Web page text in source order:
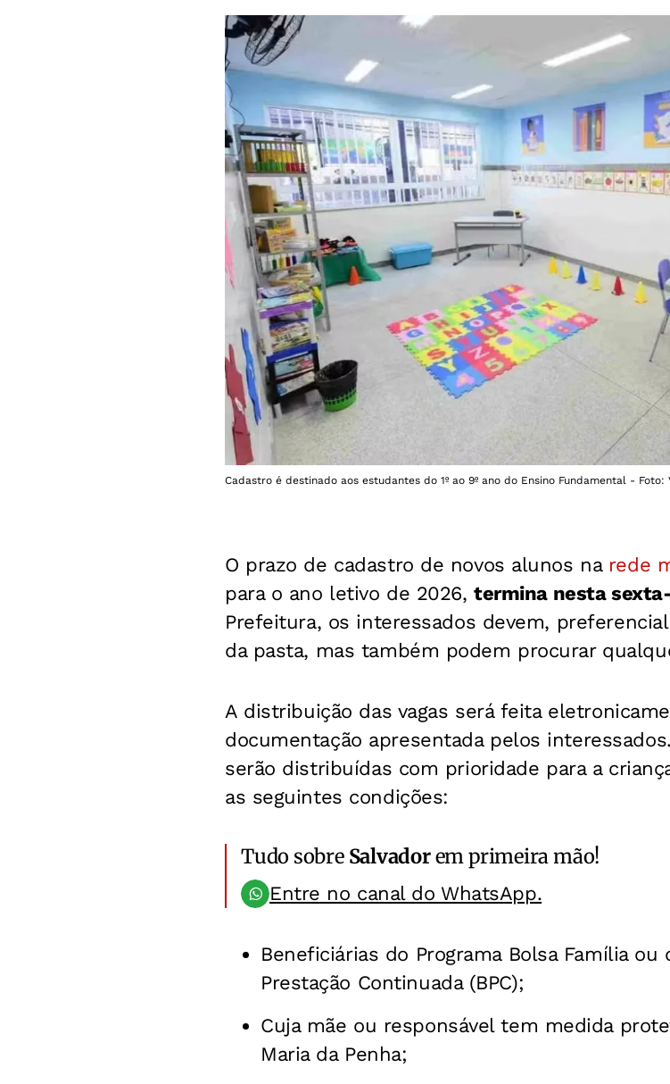
Cadastro é destinado aos estudantes do 1º ao 9º ano do Ensino Fundamental - Foto:
O prazo de cadastro de novos alunos narede
para o ano letivo de 2026,termina nesta
Prefeitura, os interessados devem,
da pasta, mas também podem procurar
A distribuição das vagas será feita
documentação apresentada pelos
serão distribuídas com prioridade para a
as seguintes condições:
Tudo sobre Salvadorem primeira mão!
Entre no canal do WhatsApp.
Beneficiárias do Programa Bolsa Família
Prestação Continuada (BPC);
Cuja mãe ou responsável tem medida
Maria da Penha;